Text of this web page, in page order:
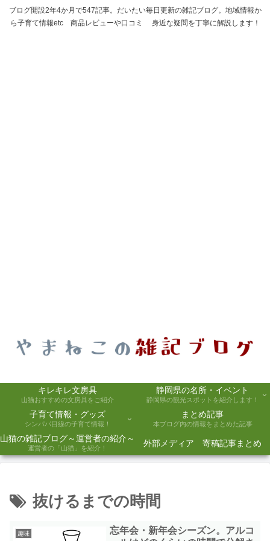
ブログ開設2年4か月で547記事。だいたい毎日更新の雑記ブログ。地域情報か
ら子育て情報etc 商品レビューや口コミ 身近な疑問を丁寧に解説します！
キレキレ文房具
山猫おすすめの文房具をご紹介
静岡県の名所・イベント
静岡県の観光スポットを紹介します！
子育て情報・グッズ
シンパパ目線の子育て情報！
まとめ記事
本ブログ内の情報をまとめた記事
山猫の雑記ブログ～運営者の紹介～
運営者の「山猫」を紹介！ 外部メディア 寄稿記事まとめ
抜けるまでの時間
趣味
忘年会・新年会シーズン。アルコ